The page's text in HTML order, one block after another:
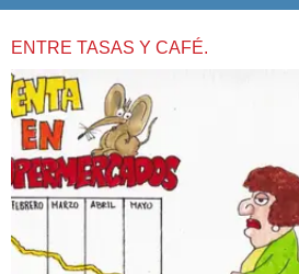
ENTRE TASAS Y CAFÉ.